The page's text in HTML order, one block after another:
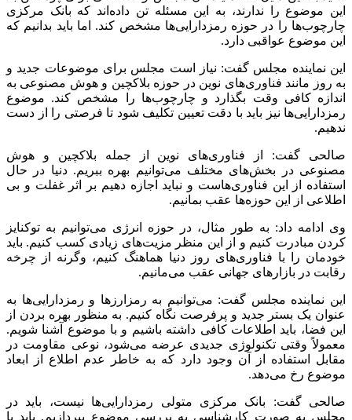
وی ادامه داد: روندسازی‌هایی که در حوزه‌های جدید صورت می‌گیرد
باید مبتنی بر تجارب جهانی در این بخش‌ها باشد. گاهاً بر اثر ناآگاهی
تصمیمات غلطی می‌گیریم و فرصت‌های جدید را از بین می‌بریم.
نباید اجازه دهیم این اتفاق رخ دهد.
منبع:مهر
برچسب ها
اتاق ایران بانک‌مرکزی بلاکچین حمیدرضا صالحی
آخرین اخبار
1 هفته پیش
مراسم تشییع شهید محمدجواد عفری در سوسنگرد
برگزار می‌شود
کشف ۱۵۲ دستگاه ماینر غیرمجاز در لرستان
2 هفته پیش
شفاف‌سازی ۲۸ میلیارد یورو تعهدات ارزی
2 هفته پیش